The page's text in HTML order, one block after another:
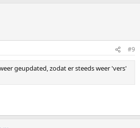
#9
geupdated, zodat er steeds weer 'vers'